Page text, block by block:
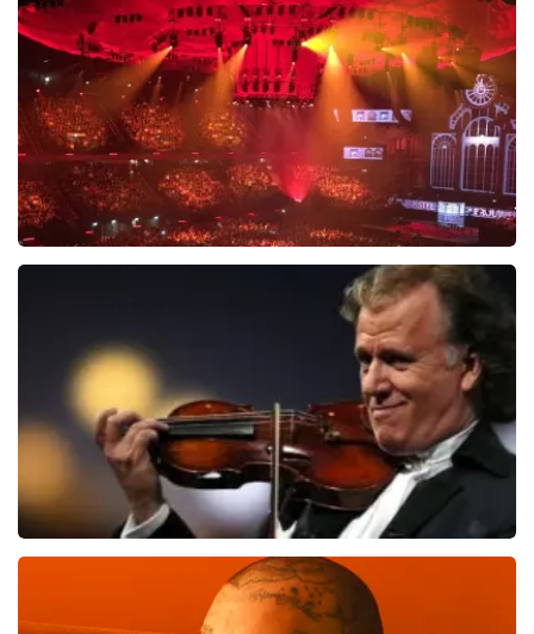
BEKIJKEN
BESTEL NU
laatste 30 minuten